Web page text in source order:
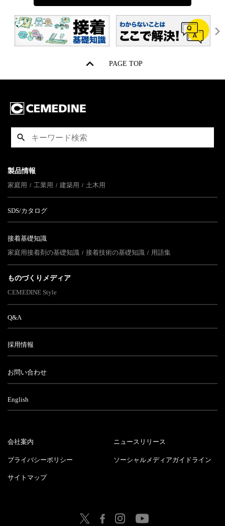
PAGE TOP
製品情報
家庭用
工業用 建築用 土木用
SDS/カタログ
接着基礎知識
家庭用接着剤の基礎知識
接着技術の基礎知識 用語集
ものづくりメディア
CEMEDINE Style
Q&A
採用情報
お問い合わせ
English
会社案内 ニュースリリース
プライバシーポリシー ソーシャルメディアガイドライン
サイトマップ